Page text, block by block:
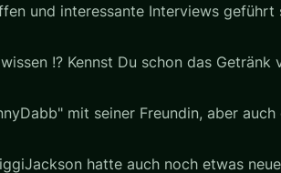
und interessante Interviews
!? Kennst Du schon das Getränk
mit seiner Freundin, aber
hatte auch noch etwas